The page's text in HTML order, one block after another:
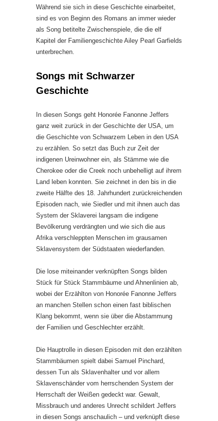
Während sie sich in diese Geschichte einarbeitet,
sind es von Beginn des Romans an immer wieder
als Song betitelte Zwischenspiele, die die elf
Kapitel der Familiengeschichte Ailey Pearl Garfields
unterbrechen.
Songs mit Schwarzer
Geschichte
In diesen Songs geht Honorée Fanonne Jeffers
ganz weit zurück in der Geschichte der USA, um
die Geschichte von Schwarzem Leben in den USA
zu erzählen. So setzt das Buch zur Zeit der
indigenen Ureinwohner ein, als Stämme wie die
Cherokee oder die Creek noch unbehelligt auf ihrem
Land leben konnten. Sie zeichnet in den bis in die
zweite Hälfte des 18. Jahrhundert zurückreichenden
Episoden nach, wie Siedler und mit ihnen auch das
System der Sklaverei langsam die indigene
Bevölkerung verdrängten und wie sich die aus
Afrika verschleppten Menschen im grausamen
Sklavensystem der Südstaaten wiederfanden.
Die lose miteinander verknüpften Songs bilden
Stück für Stück Stammbäume und Ahnenlinien ab,
wobei der Erzählton von Honorée Fanonne Jeffers
an manchen Stellen schon einen fast biblischen
Klang bekommt, wenn sie über die Abstammung
der Familien und Geschlechter erzählt.
Die Hauptrolle in diesen Episoden mit den erzählten
Stammbäumen spielt dabei Samuel Pinchard,
dessen Tun als Sklavenhalter und vor allem
Sklavenschänder vom herrschenden System der
Herrschaft der Weißen gedeckt war. Gewalt,
Missbrauch und anderes Unrecht schildert Jeffers
in diesen Songs anschaulich – und verknüpft diese